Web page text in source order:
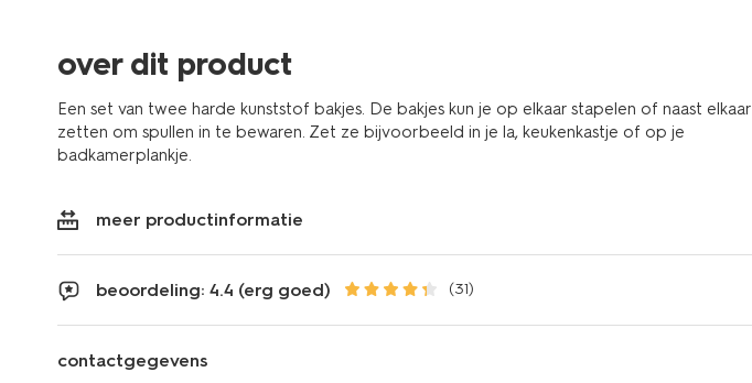
over dit product
Een set van twee harde kunststof bakjes. De bakjes kun je op elkaar stapelen of naast elkaar
zetten om spullen in te bewaren. Zet ze bijvoorbeeld in je la, keukenkastje of op je
badkamerplankje.
meer productinformatie
beoordeling: 4.4 (erg goed) (31)
contactgegevens